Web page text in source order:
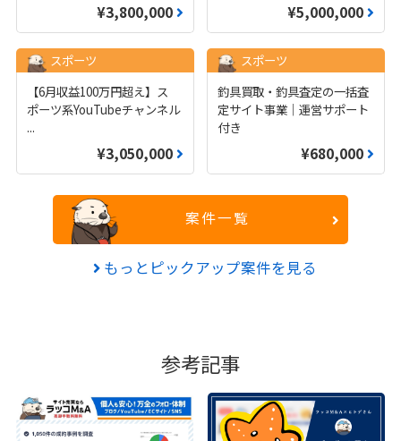
¥3,800,000 ¥5,000,000
スポーツ
【6月収益100万円超え】ス
ポーツ系YouTubeチャンネル
...
¥3,050,000
スポーツ
釣具買取・釣具査定の一括査
定サイト事業｜運営サポート
付き
¥680,000
案件一覧
もっとピックアップ案件を見る
参考記事